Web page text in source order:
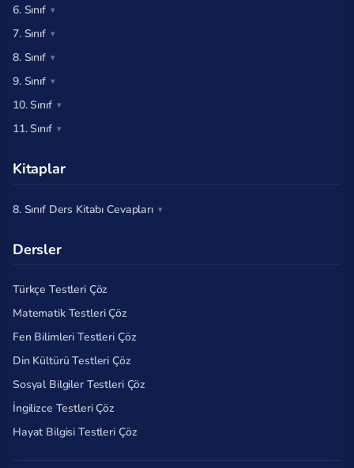
6. Sınıf
7. Sınıf
8. Sınıf
9. Sınıf
10. Sınıf
11. Sınıf
Kitaplar
8. Sınıf Ders Kitabı Cevapları
Dersler
Türkçe Testleri Çöz
Matematik Testleri Çöz
Fen Bilimleri Testleri Çöz
Din Kültürü Testleri Çöz
Sosyal Bilgiler Testleri Çöz
İngilizce Testleri Çöz
Hayat Bilgisi Testleri Çöz